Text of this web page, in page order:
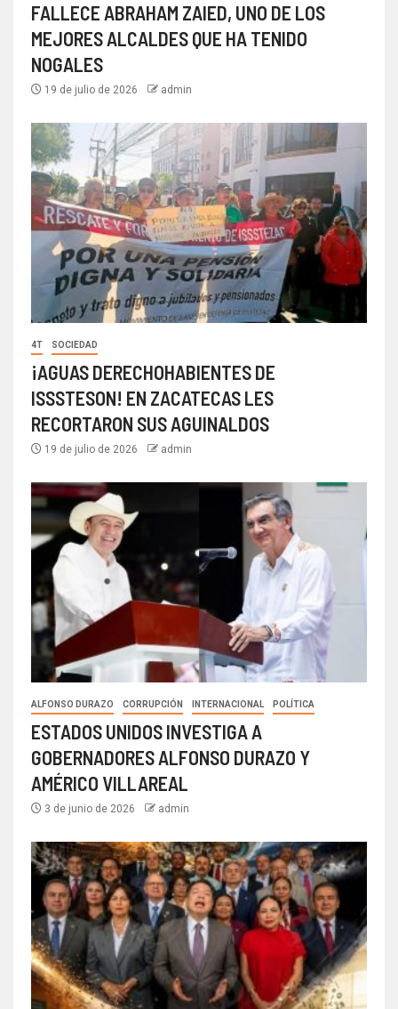
FALLECE ABRAHAM ZAIED, UNO DE LOS
MEJORES ALCALDES QUE HA TENIDO
NOGALES
19 de julio de 2026 admin
4T SOCIEDAD
¡AGUAS DERECHOHABIENTES DE
ISSSTESON! EN ZACATECAS LES
RECORTARON SUS AGUINALDOS
19 de julio de 2026 admin
ALFONSO DURAZO CORRUPCIÓN INTERNACIONAL POLÍTICA
ESTADOS UNIDOS INVESTIGA A
GOBERNADORES ALFONSO DURAZO Y
AMÉRICO VILLAREAL
3 de junio de 2026 admin